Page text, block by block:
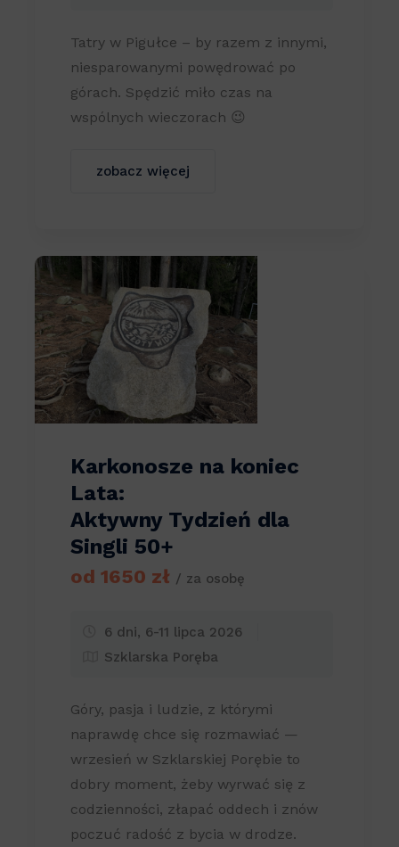
Tatry w Pigułce – by razem z innymi,
niesparowanymi powędrować po
górach. Spędzić miło czas na
wspólnych wieczorach 😉
zobacz więcej
Karkonosze na koniec
Lata:
Aktywny Tydzień dla
Singli 50+
od 1650 zł / za osobę
6 dni, 6-11 lipca 2026
Szklarska Poręba
Góry, pasja i ludzie, z którymi
naprawdę chce się rozmawiać —
wrzesień w Szklarskiej Porębie to
dobry moment, żeby wyrwać się z
codzienności, złapać oddech i znów
poczuć radość z bycia w drodze.